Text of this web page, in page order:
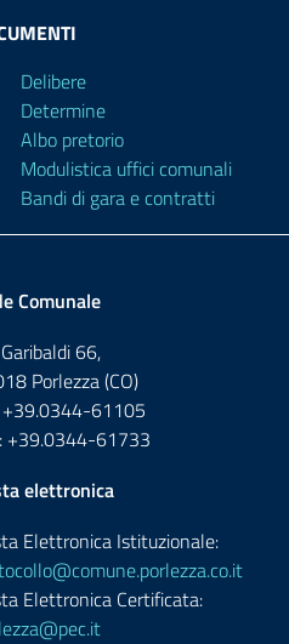
Delibere
Determine
Albo pretorio
Modulistica uffici comunali
Bandi di gara e contratti
Comunale
66,
Porlezza (CO)
+39.0344-61105
+39.0344-61733
elettronica
Elettronica Istituzionale:
Elettronica Certificata: